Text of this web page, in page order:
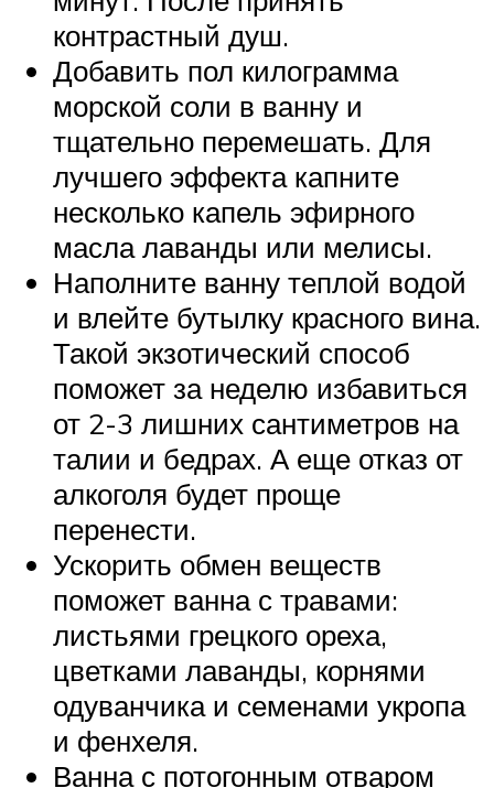
контрастный душ.
Добавить пол килограмма
морской соли в ванну и
тщательно перемешать. Для
лучшего эффекта капните
несколько капель эфирного
масла лаванды или мелисы.
Наполните ванну теплой водой
и влейте бутылку красного вина.
Такой экзотический способ
поможет за неделю избавиться
от 2-3 лишних сантиметров на
талии и бедрах. А еще отказ от
алкоголя будет проще
перенести.
Ускорить обмен веществ
поможет ванна с травами:
листьями грецкого ореха,
цветками лаванды, корнями
одуванчика и семенами укропа
и фенхеля.
Ванна с потогонным отваром